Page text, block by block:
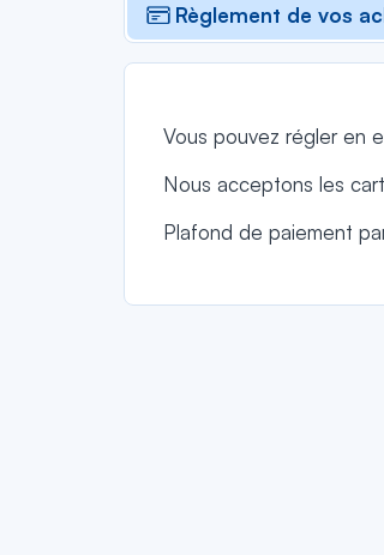
Règlement de vos
Vous pouvez régler en
Nous acceptons les
Plafond de paiement